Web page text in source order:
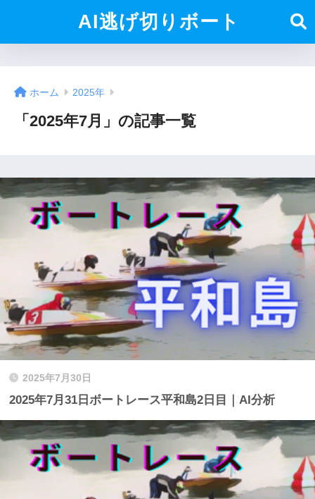
AI逃げ切りボート
ホーム 2025年
「2025年7月」の記事一覧
2025年7月30日
2025年7月31日ボートレース平和島2日目｜AI分析